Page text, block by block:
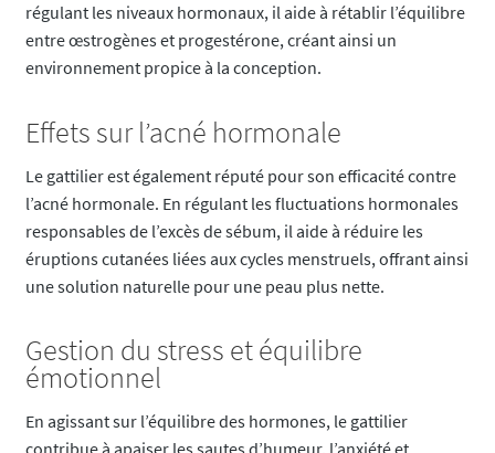
régulant les niveaux hormonaux, il aide à rétablir l’équilibre
entre œstrogènes et progestérone, créant ainsi un
environnement propice à la conception.
Effets sur l’acné hormonale
Le gattilier est également réputé pour son efficacité contre
l’acné hormonale. En régulant les fluctuations hormonales
responsables de l’excès de sébum, il aide à réduire les
éruptions cutanées liées aux cycles menstruels, offrant ainsi
une solution naturelle pour une peau plus nette.
Gestion du stress et équilibre
émotionnel
En agissant sur l’équilibre des hormones, le gattilier
contribue à apaiser les sautes d’humeur, l’anxiété et